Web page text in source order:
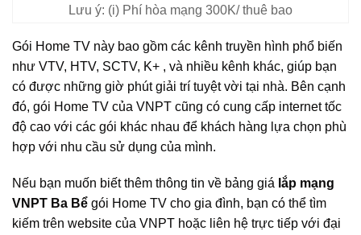
Lưu ý: (i) Phí hòa mạng 300K/ thuê bao
Gói Home TV này bao gồm các kênh truyền hình phổ biến
như VTV, HTV, SCTV, K+ , và nhiều kênh khác, giúp bạn
có được những giờ phút giải trí tuyệt vời tại nhà. Bên cạnh
đó, gói Home TV của VNPT cũng có cung cấp internet tốc
độ cao với các gói khác nhau để khách hàng lựa chọn phù
hợp với nhu cầu sử dụng của mình.
Nếu bạn muốn biết thêm thông tin về bảng giá lắp mạng
VNPT Ba Bể gói Home TV cho gia đình, bạn có thể tìm
kiếm trên website của VNPT hoặc liên hệ trực tiếp với đại